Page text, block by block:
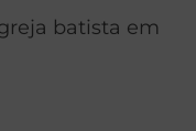
batista em